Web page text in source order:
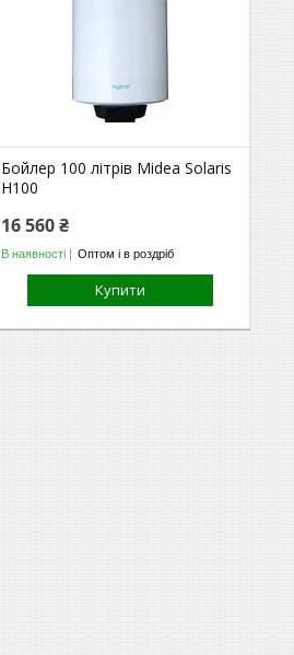
Бойлер 100 літрів Midea Solaris
H100
16 560 ₴
В наявності Оптом і в роздріб
Купити